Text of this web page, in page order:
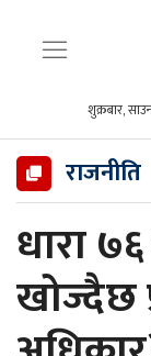
शुक्रबार,
राजनीति
धारा
खोज्दैछ